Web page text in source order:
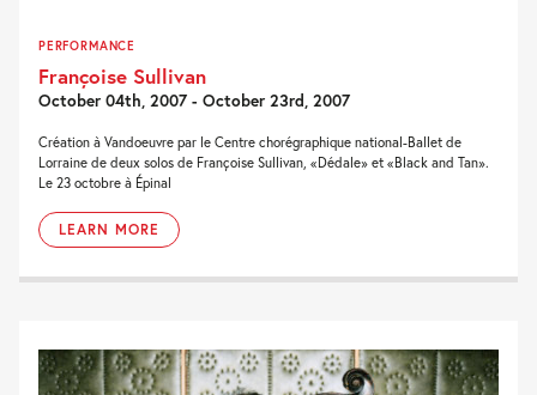
PERFORMANCE
Françoise Sullivan
October 04th, 2007 - October 23rd, 2007
Création à Vandoeuvre par le Centre chorégraphique national-Ballet de
Lorraine de deux solos de Françoise Sullivan, «Dédale» et «Black and Tan».
Le 23 octobre à Épinal
LEARN MORE